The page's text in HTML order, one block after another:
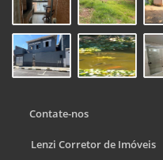
Contate-nos
Lenzi Corretor de Imóveis